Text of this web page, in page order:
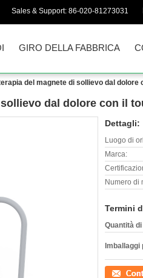
Sales & Support: 86-020-81273031
GIRO DELLA FABBRICA
del magnete di sollievo dal dolore
dal dolore con il
Dettagli:
Luogo di
Marca:
Numero di
Termini
Quantità
Contatto